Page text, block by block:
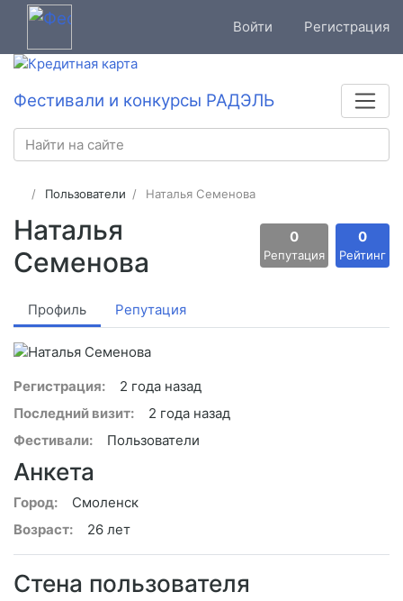
Войти Регистрация
Фестивали и конкурсы РАДЭЛЬ
Пользователи Наталья Семенова
Наталья
Семенова
0
Репутация
0
Рейтинг
Профиль Репутация
Регистрация:
2 года назад
Последний визит:
2 года назад
Фестивали:
Пользователи
Анкета
Город:
Смоленск
Возраст:
26 лет
Стена пользователя